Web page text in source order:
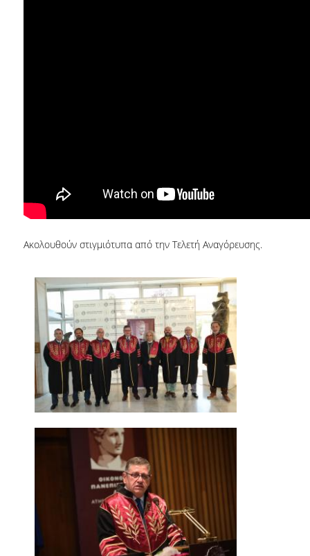
ΜΑΘΗΜΑΤΑ ΠΡΟΓΡΑΜΜΑΤΟΣ ΣΠΟΥΔΩΝ
ΑΛΛΑ ΤΜΗΜΑΤΑ
ΠΡΟΓΡΑΜΜΑ ERASMUS+
ΠΡΑΚΤΙΚΗ ΑΣΚΗΣΗ
ΓΕΝΙΚΕΣ ΠΛΗΡΟΦΟΡΙΕΣ
ΑΝΑΚΟΙΝΩΣΕΙΣ ΠΡΑΚΤΙΚΗΣ ΑΣΚΗΣΗΣ
ΚΑΘΗΓΗΤΕΣ-ΣΥΜΒΟΥΛΟΙ ΣΠΟΥΔΩΝ
ΔΙΑΔΙΚΑΣΙΑ ΠΑΡΑΠΟΝΩΝ ΦΟΙΤΗΤΩΝ
ΒΕΒΑΙΩΣΗ ΓΝΩΣΗΣ ΠΛΗΡΟΦΟΡΙΚΗΣ ΚΑΙ
ΧΕΙΡΙΣΜΟΥ Η.Υ.
ΕΠΑΝΕΞΕΤΑΣΗ ΓΙΑ ΒΕΛΤΙΩΣΗ ΒΑΘΜΟΛΟΓΙΑΣ
ΔΙΚΑΙΩΜΑ ΓΙΑ ΠΡΟΦΟΡΙΚΗ ΕΞΕΤΑΣΗ
Ακολουθούν στιγμιότυπα από την Τελετή Αναγόρευσης.